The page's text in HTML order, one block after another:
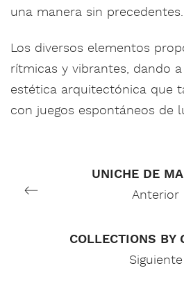
una manera sin precedentes.
Los diversos elementos
rítmicas y vibrantes, dando
estética arquitectónica que
con juegos espontáneos de
UNICHE DE
Anterior
COLLECTIONS BY
Siguiente